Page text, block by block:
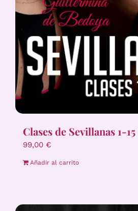
Clases de Sevillanas 1-15
99,00 €
Añadir al carrito